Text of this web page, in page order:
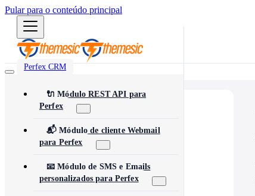
Pular para o conteúdo principal
Perfex CRM
⭐ Popular
🔗 Integrations
Third-party services & APIs
⚙️ Automation & Tools
🎨Themes & Security
UI customization & protection
🔌 Módulo REST API para
Perfex
📬 Módulo de cliente Webmail
para Perfex
📧 Módulo de SMS e Emails
personalizados para Perfex